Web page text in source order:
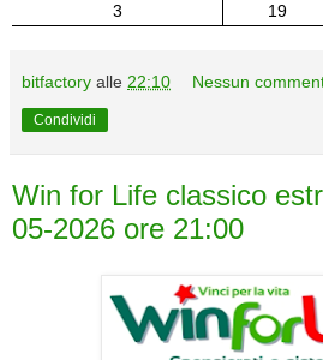
3
19
bitfactory alle 22:10 Nessun
Condividi
Win for Life classico
05-2026 ore 21:00